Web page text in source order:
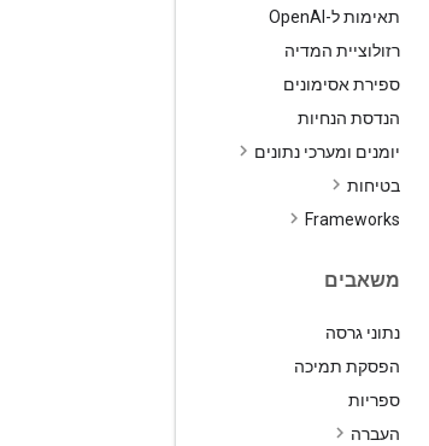
תאימות ל-Open AI
רזולוציית המדיה
ספירת אסימונים
הנדסת הנחיות
יומנים ומערכי נתונים
בטיחות
‫Frameworks
משאבים
נתוני גרסה
הפסקת תמיכה
ספריות
העברה